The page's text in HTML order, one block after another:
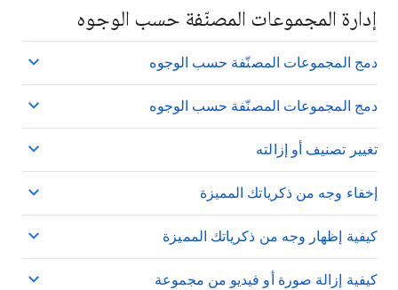
إدارة المجموعات المصنّفة حسب الوجوه
دمج المجموعات المصنّفة حسب الوجوه
دمج المجموعات المصنّفة حسب الوجوه
تغيير تصنيف أو إزالته
إخفاء وجه من ذكرياتك المميزة
كيفية إظهار وجه من ذكرياتك المميزة
كيفية إزالة صورة أو فيديو من مجموعة